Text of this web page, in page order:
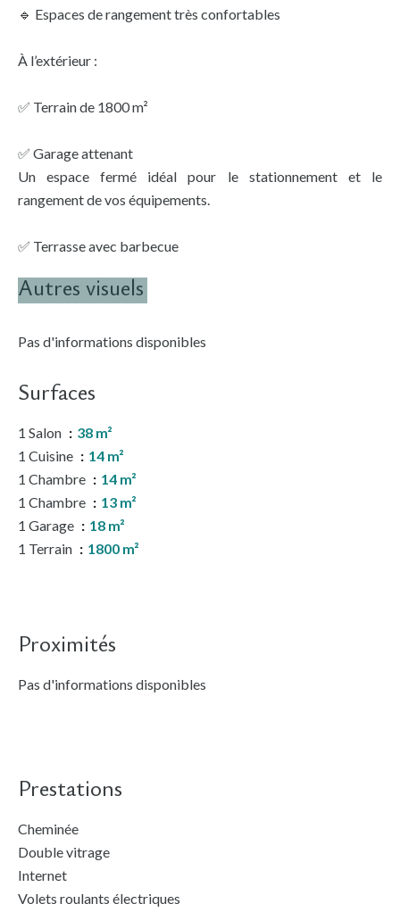
🔹 Espaces de rangement très confortables
À l’extérieur :
✅ Terrain de 1800 m²
✅ Garage attenant
Un espace fermé idéal pour le stationnement et le
rangement de vos équipements.
✅ Terrasse avec barbecue
Autres visuels
Pas d'informations disponibles
Surfaces
1 Salon
38 m²
1 Cuisine
14 m²
1 Chambre
14 m²
1 Chambre
13 m²
1 Garage
18 m²
1 Terrain
1800 m²
Proximités
Pas d'informations disponibles
Prestations
Cheminée
Double vitrage
Internet
Volets roulants électriques